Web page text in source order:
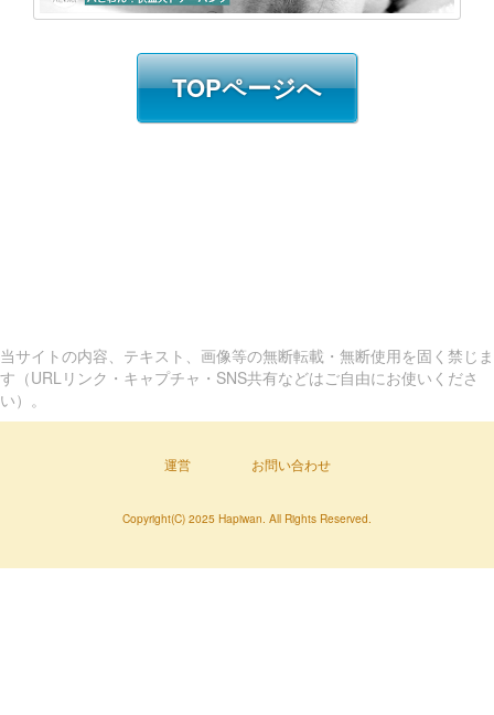
TOPページへ
当サイトの内容、テキスト、画像等の無断転載・無断使用を固く禁じま
す（URLリンク・キャプチャ・SNS共有などはご自由にお使いくださ
い）。
運営 お問い合わせ
Copyright(C) 2025 Hapiwan. All Rights Reserved.